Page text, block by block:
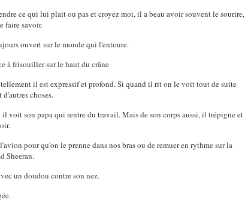
ce qui lui plait ou pas et croyez moi, il a beau avoir souvent le sourire,
faire savoir.
ouvert sur le monde qui l'entoure.
à frisouiller sur le haut du crâne
tellement il est expressif et profond. Si quand il rit on le voit tout de suite
choses.
voit son papa qui rentre du travail. Mais de son corps aussi, il trépigne et
pour qu'on le prenne dans nos bras ou de remuer en rythme sur la
Sheeran.
un doudou contre son nez.